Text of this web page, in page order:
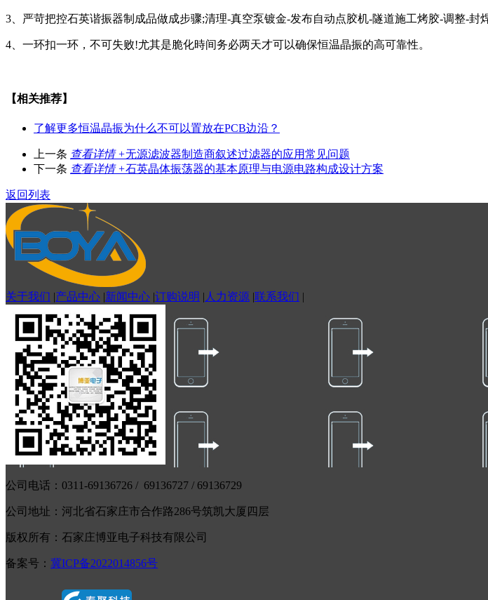
3、严苛把控石英谐振器制成品做成步骤;清理-真空泵镀金-发布自动点胶机-隧道施工烤胶-调整-
4、一环扣一环，不可失败!尤其是脆化時间务必两天才可以确保恒温晶振的高可靠性。
【相关推荐】
了解更多恒温晶振为什么不可以置放在PCB边沿？
上一条 查看详情 +无源滤波器制造商叙述过滤器的应用常见问题
下一条 查看详情 +石英晶体振荡器的基本原理与电源电路构成设计方案
返回列表
关于我们 |产品中心 |新闻中心 |订购说明 | 人力资源 |联系我们 |
公司电话：0311-69136726 / 69136727 / 69136729
公司地址：河北省石家庄市合作路286号筑凯大厦四层
版权所有：石家庄博亚电子科技有限公司
备案号： 冀ICP备2022014856号